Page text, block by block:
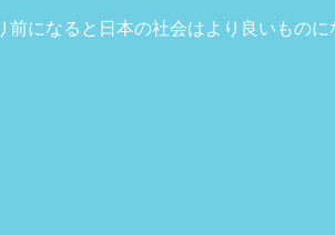
になると日本の社会はより良いもの